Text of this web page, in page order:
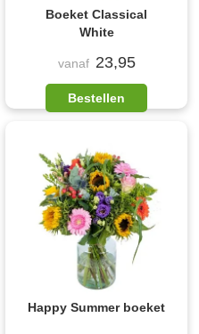
Boeket Classical
White
vanaf 23,95
Bestellen
Happy Summer boeket